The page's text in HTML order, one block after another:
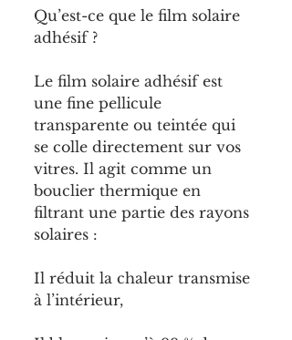
Qu’est-ce que le film solaire
adhésif ?
Le film solaire adhésif est
une fine pellicule
transparente ou teintée qui
se colle directement sur vos
vitres. Il agit comme un
bouclier thermique en
filtrant une partie des rayons
solaires :
Il réduit la chaleur transmise
à l’intérieur,